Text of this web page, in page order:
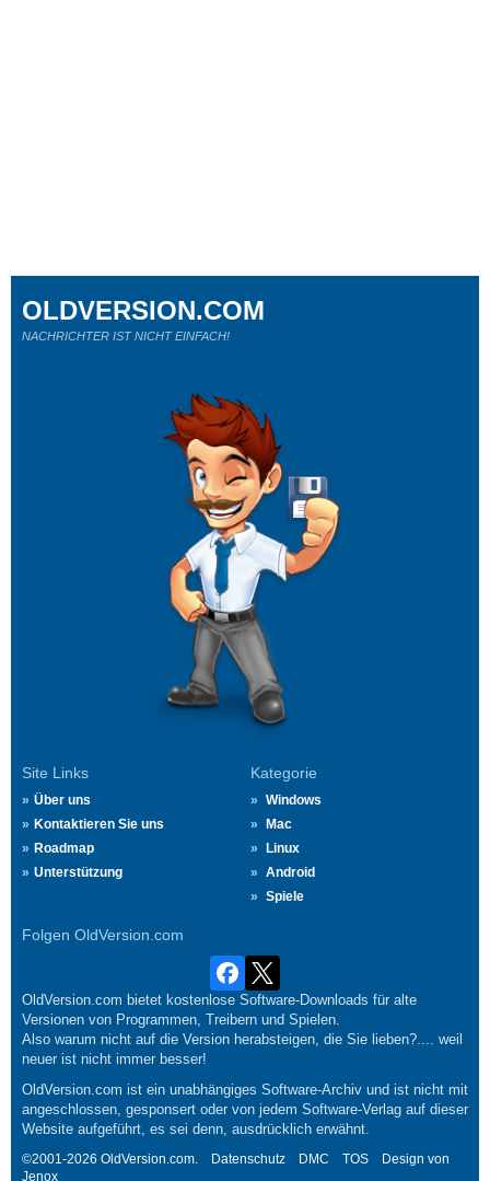
Site Links
Über uns
Kontaktieren Sie uns
Roadmap
Unterstützung
Kategorie
Windows
Mac
Linux
Android
Spiele
Folgen OldVersion.com
OLDVERSION.COM
NACHRICHTER IST NICHT EINFACH!
OldVersion.com bietet kostenlose Software-Downloads für alte
Versionen von Programmen, Treibern und Spielen.
Also warum nicht auf die Version herabsteigen, die Sie lieben?.... weil
neuer ist nicht immer besser!
OldVersion.com ist ein unabhängiges Software-Archiv und ist nicht mit
angeschlossen, gesponsert oder von jedem Software-Verlag auf dieser
Website aufgeführt, es sei denn, ausdrücklich erwähnt.
©2001-2026 OldVersion.com. Datenschutz DMC TOS
Design von
Jenox